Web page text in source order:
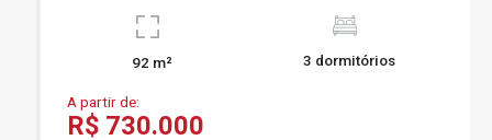
92 m² 3 dormitórios
A partir de:
R$ 730.000